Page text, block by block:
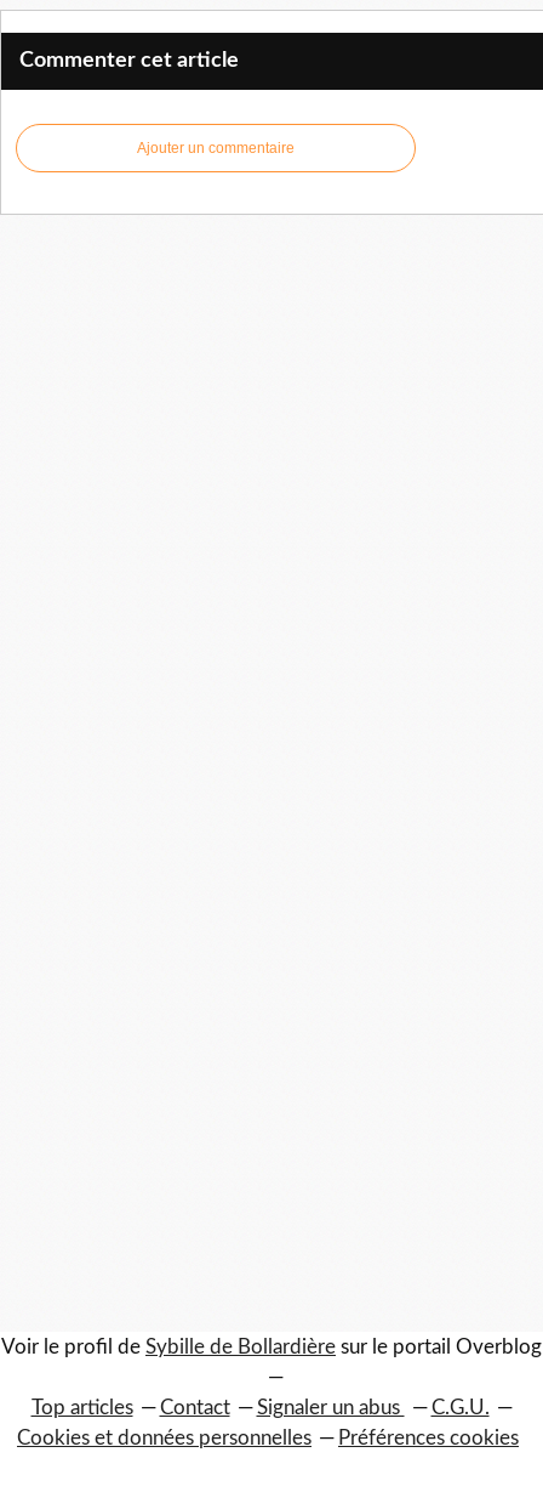
Commenter cet article
Ajouter un commentaire
Voir le profil de Sybille de Bollardière sur le portail Overblog
Top articles Contact Signaler un abus
C.G.U.
Cookies et données personnelles
Préférences cookies